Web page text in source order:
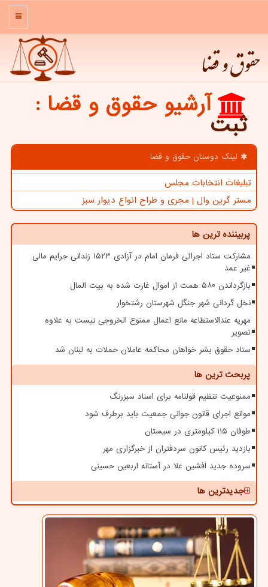
منو
حقوق و قضا
آرشیو حقوق و قضا :
ثبت
لینک دوستان حقوق و قضا
تبلیغات انتخابات مجلس
مستر گرین وال | مجری و طراح انواع دیوار سبز
پربیننده ترین ها
مشارکت ستاد اجرائی فرمان امام در آزادی ۱۵۲۳ زندانی جرایم مالی
غیر عمد
بازگرداندن ۵۸۰ همت از اموال غارت شده به بیت المال
نخل گردانی شهر جنگل شهرستان رشتخوار
مهریه عندالاستطاعه مانع اعمال ممنوع الخروجی نیست به علاوه
تصویر
ستاد حقوق بشر خواهان محاکمه عاملان حملات به لبنان شد
پربحث ترین ها
ممنوعیت تنظیم قولنامه برای اسناد سبزرنگ
موانع اجرای قانون جوانی جمعیت باید برطرف شود
طوفان ۱۱۵ کیلومتری در سیستان
بازدید رئیس کانون سردفتران از خبرگزاری مهر
سروده جدید افشین علا در آستانه اربعین حسینی
جدیدترین ها